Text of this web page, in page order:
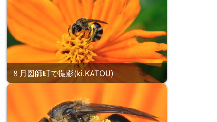
８月図師町で撮影(ki.KATOU)